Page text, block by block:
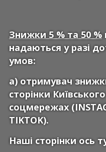
Знижки 5 % та 50 %
надаються у разі
умов:
а) отримувач
сторінки
соцмережах
TIKTOK).
Наші сторінки ось